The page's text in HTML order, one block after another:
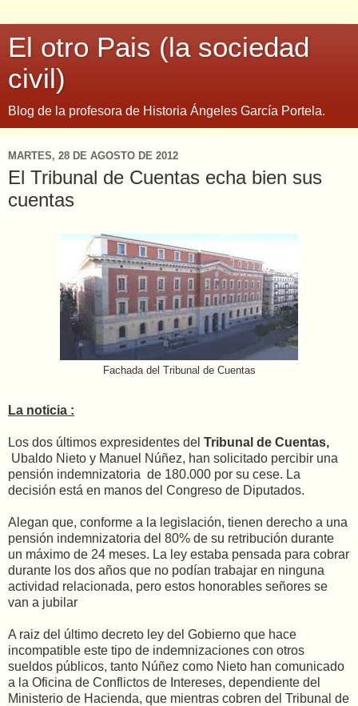
El otro Pais (la sociedad
civil)
Blog de la profesora de Historia Ángeles García Portela.
MARTES, 28 DE AGOSTO DE 2012
El Tribunal de Cuentas echa bien sus
cuentas
Fachada del Tribunal de Cuentas
La noticia :
Los dos últimos expresidentes del Tribunal de Cuentas,
Ubaldo Nieto y Manuel Núñez, han solicitado percibir una
pensión indemnizatoria de 180.000 por su cese. La
decisión está en manos del Congreso de Diputados.
Alegan que, conforme a la legislación, tienen derecho a una
pensión indemnizatoria del 80% de su retribución durante
un máximo de 24 meses. La ley estaba pensada para cobrar
durante los dos años que no podían trabajar en ninguna
actividad relacionada, pero estos honorables señores se
van a jubilar
A raiz del último decreto ley del Gobierno que hace
incompatible este tipo de indemnizaciones con otros
sueldos públicos, tanto Núñez como Nieto han comunicado
a la Oficina de Conflictos de Intereses, dependiente del
Ministerio de Hacienda, que mientras cobren del Tribunal de